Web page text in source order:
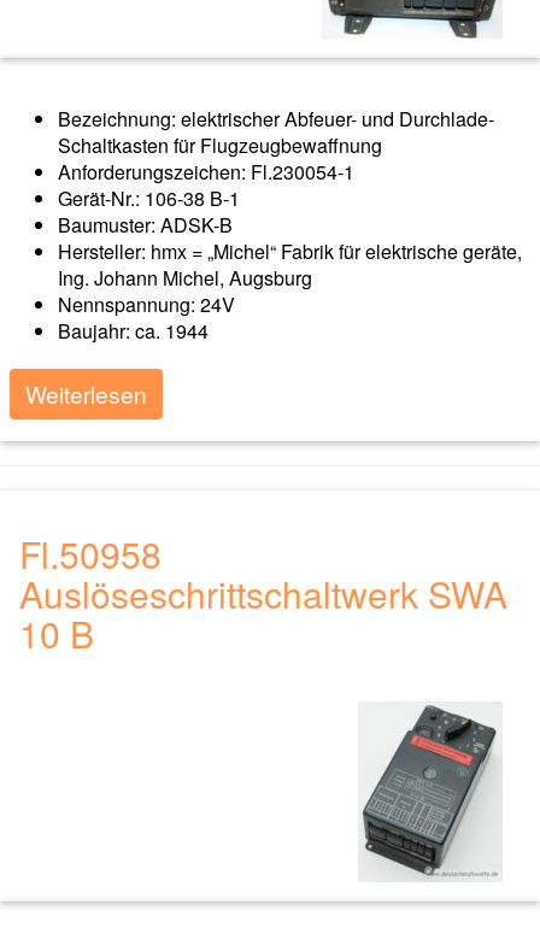
Bezeichnung: elektrischer Abfeuer- und Durchlade-
Schaltkasten für Flugzeugbewaffnung
Anforderungszeichen: Fl.230054-1
Gerät-Nr.: 106-38 B-1
Baumuster: ADSK-B
Hersteller: hmx = „Michel“ Fabrik für elektrische geräte,
Ing. Johann Michel, Augsburg
Nennspannung: 24V
Baujahr: ca. 1944
Weiterlesen
Fl.50958
Auslöseschrittschaltwerk SWA
10 B